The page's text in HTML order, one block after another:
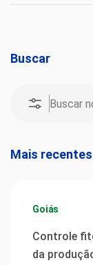
Buscar
Mais recentes
Goiás
Controle
da